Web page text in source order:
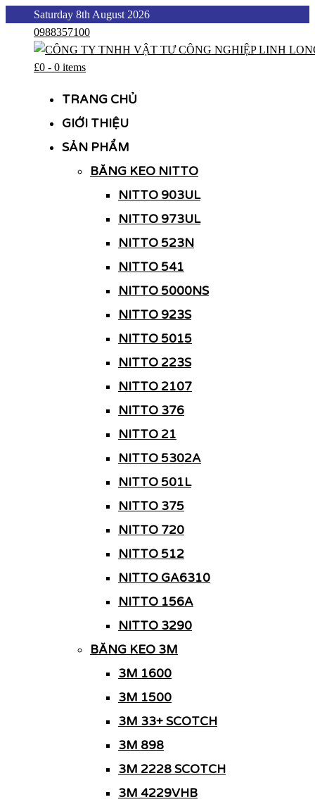
content
Saturday 8th August 2026
0988357100
£0 - 0 items
TRANG CHỦ
GIỚI THIỆU
SẢN PHẨM
BĂNG KEO NITTO
NITTO 903UL
NITTO 973UL
NITTO 523N
NITTO 541
NITTO 5000NS
NITTO 923S
NITTO 5015
NITTO 223S
NITTO 2107
NITTO 376
NITTO 21
NITTO 5302A
NITTO 501L
NITTO 375
NITTO 720
NITTO 512
NITTO GA6310
NITTO 156A
NITTO 3290
BĂNG KEO 3M
3M 1600
3M 1500
3M 33+ SCOTCH
3M 898
3M 2228 SCOTCH
3M 4229VHB